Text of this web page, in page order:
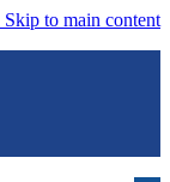
Skip to main content